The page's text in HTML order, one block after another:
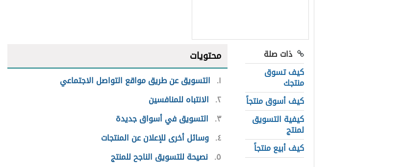
ذات صلة
كيف تسوق
منتجك
كيف أسوق منتجاً
كيفية التسويق
لمنتج
كيف أبيع منتجاً
محتويات
١ التسويق عن طريق مواقع التواصل الاجتماعي
٢ الانتباه للمنافسين
٣ التسويق في أسواق جديدة
٤ وسائل أخرى للإعلان عن المنتجات
٥ نصيحة للتسويق الناجح للمنتج